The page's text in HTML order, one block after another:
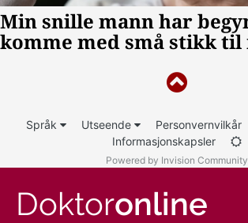
Språk Utseende Personvernvilkår
Informasjonskapsler
Powered by Invision Community
Doktoronline